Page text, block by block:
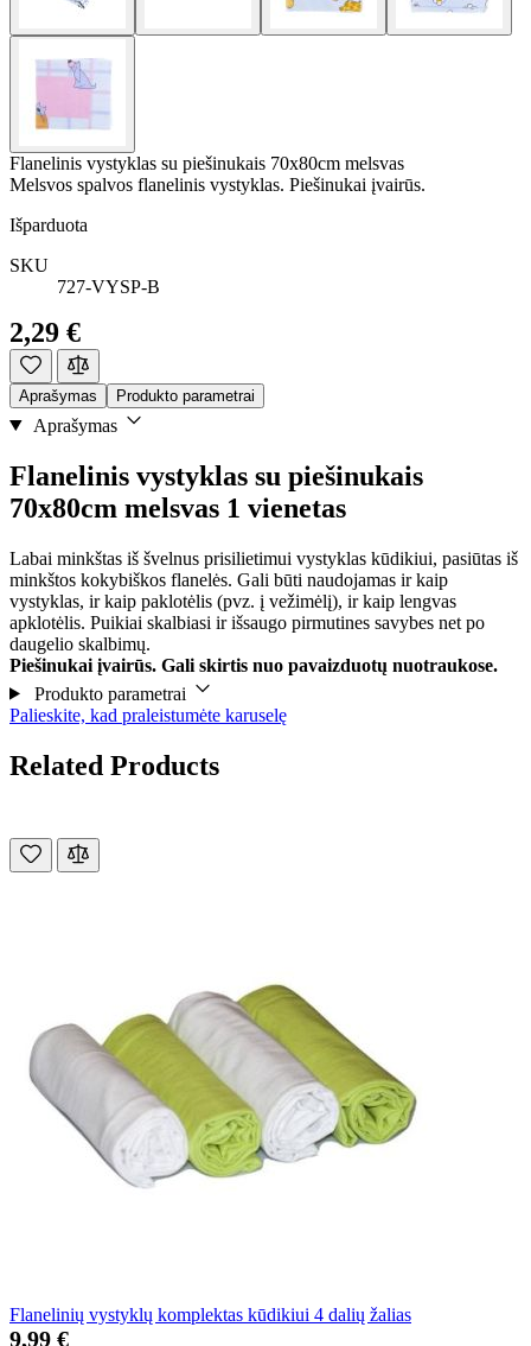
Flanelinis vystyklas su piešinukais 70x80cm melsvas
Melsvos spalvos flanelinis vystyklas. Piešinukai įvairūs.
Išparduota
SKU
727-VYSP-B
2,29 €
Aprašymas Produkto parametrai
Aprašymas
Flanelinis vystyklas su piešinukais
70x80cm melsvas 1 vienetas
Labai minkštas iš švelnus prisilietimui vystyklas kūdikiui, pasiūtas iš
minkštos kokybiškos flanelės. Gali būti naudojamas ir kaip
vystyklas, ir kaip paklotėlis (pvz. į vežimėlį), ir kaip lengvas
apklotėlis. Puikiai skalbiasi ir išsaugo pirmutines savybes net po
daugelio skalbimų.
Piešinukai įvairūs. Gali skirtis nuo pavaizduotų nuotraukose.
Produkto parametrai
Palieskite, kad praleistumėte karuselę
Related Products
Flanelinių vystyklų komplektas kūdikiui 4 dalių žalias
9,99 €